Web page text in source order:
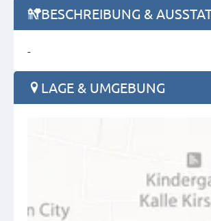
BESCHREIBUNG &
-
LAGE & UMGEBUNG